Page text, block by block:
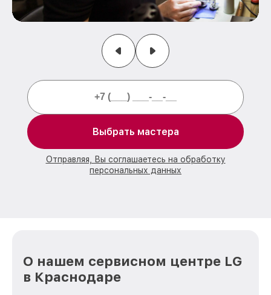
Выбрать мастера
Отправляя, Вы соглашаетесь на обработку
персональных данных
О нашем сервисном центре LG
в Краснодаре